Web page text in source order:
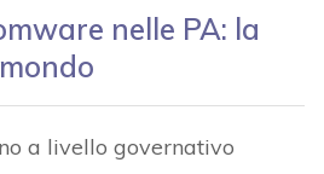
nelle PA: la
a livello governativo